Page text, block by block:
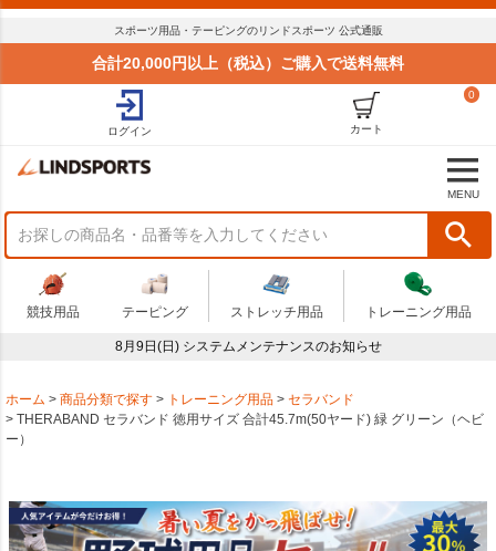
スポーツ用品・テーピングのリンドスポーツ 公式通販
合計20,000円以上（税込）ご購入で送料無料
ログイン
0
カート
MENU
競技用品 テーピング ストレッチ用品 トレーニング用品
8月9日(日) システムメンテナンスのお知らせ
ホーム 商品分類で探す トレーニング用品
セラバンド
THERABAND セラバンド 徳用サイズ 合計45.7m(50ヤード) 緑 グリーン（ヘビ
ー）